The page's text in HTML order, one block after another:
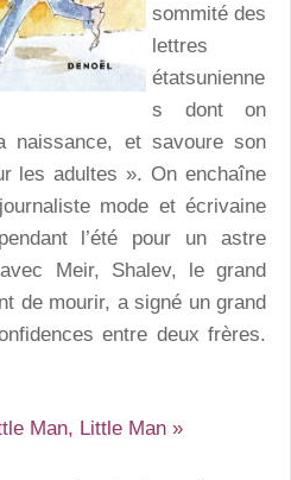
sommité des
lettres
étatsunienne
s dont on
naissance, et savoure son
les adultes ». On enchaîne
mode et écrivaine
l’été pour un astre
Meir, Shalev, le grand
de mourir, a signé un grand
entre deux frères.
Man, Little Man »